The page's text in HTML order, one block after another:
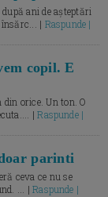
ani de așteptări
| Raspunde |
copil. E
orice. Un ton. O
|Raspunde |
parinti
ceva ce nu se
... |Raspunde |